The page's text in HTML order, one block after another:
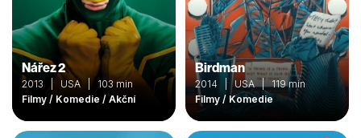
Nářez 2
2013 | USA | 103 min
Filmy / Komedie / Akční
Birdman
2014 | USA | 119 min
Filmy / Komedie